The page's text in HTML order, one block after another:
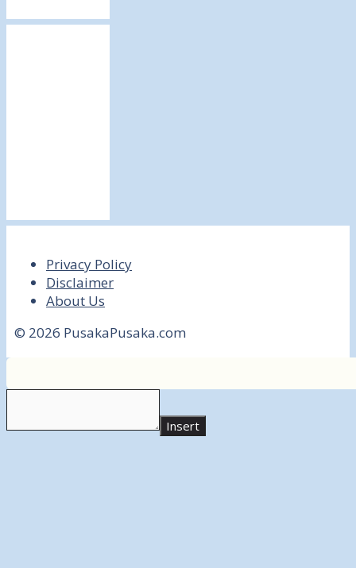
Privacy Policy
Disclaimer
About Us
© 2026 PusakaPusaka.com
Insert